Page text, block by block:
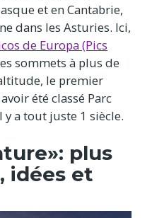
et en Cantabrie,
dans les Asturies. Ici,
de Europa (Pics
sommets à plus de
le premier
été classé Parc
y a tout juste 1 siècle.
plus
idées et